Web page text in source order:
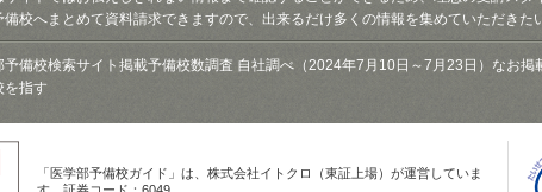
備校へまとめて資料請求できますので、出来るだけ多くの情報を集めていただきた
備校検索サイト掲載予備校数調査 自社調べ（2024年7月10日～7月23日）なお
を指す
「医学部予備校ガイド」は、株式会社イトクロ（東証上場）が運営していま
す。証券コード：6049